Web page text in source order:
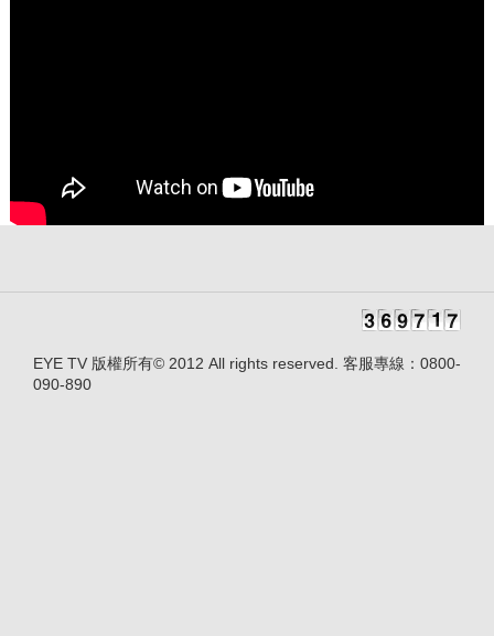
EYE TV 版權所有© 2012 All rights reserved. 客服專線：0800-
090-890